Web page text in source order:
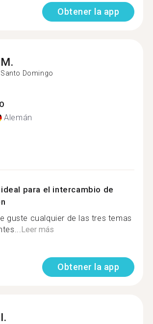
Obtener la app
M.
Santo Domingo
Alemán
para el intercambio de
guste cualquier de las tres temas
Leer más
Obtener la app
I.